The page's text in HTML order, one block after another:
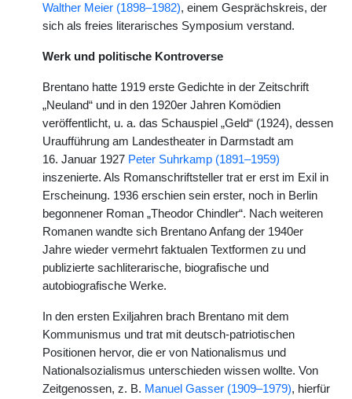
Walther Meier (1898–1982), einem Gesprächskreis, der
sich als freies literarisches Symposium verstand.
Werk und politische Kontroverse
Brentano hatte 1919 erste Gedichte in der Zeitschrift
„Neuland“ und in den 1920er Jahren Komödien
veröffentlicht, u. a. das Schauspiel „Geld“ (1924), dessen
Uraufführung am Landestheater in Darmstadt am
16. Januar 1927 Peter Suhrkamp (1891–1959)
inszenierte. Als Romanschriftsteller trat er erst im Exil in
Erscheinung. 1936 erschien sein erster, noch in Berlin
begonnener Roman „Theodor Chindler“. Nach weiteren
Romanen wandte sich Brentano Anfang der 1940er
Jahre wieder vermehrt faktualen Textformen zu und
publizierte sachliterarische, biografische und
autobiografische Werke.
In den ersten Exiljahren brach Brentano mit dem
Kommunismus und trat mit deutsch-patriotischen
Positionen hervor, die er von Nationalismus und
Nationalsozialismus unterschieden wissen wollte. Von
Zeitgenossen, z. B. Manuel Gasser (1909–1979), hierfür